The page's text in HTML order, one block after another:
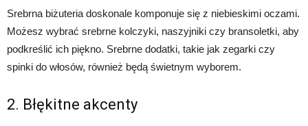
Srebrna biżuteria doskonale komponuje się z niebieskimi oczami.
Możesz wybrać srebrne kolczyki, naszyjniki czy bransoletki, aby
podkreślić ich piękno. Srebrne dodatki, takie jak zegarki czy
spinki do włosów, również będą świetnym wyborem.
2. Błękitne akcenty